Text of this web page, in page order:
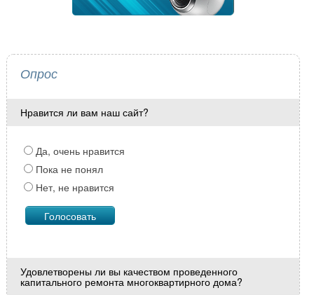
Опрос
Нравится ли вам наш сайт?
Да, очень нравится
Пока не понял
Нет, не нравится
Удовлетворены ли вы качеством проведенного
капитального ремонта многоквартирного дома?